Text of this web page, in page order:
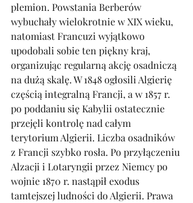
plemion. Powstania Berberów
wybuchały wielokrotnie w XIX wieku,
natomiast Francuzi wyjątkowo
upodobali sobie ten piękny kraj,
organizując regularną akcję osadniczą
na dużą skalę. W 1848 ogłosili Algierię
częścią integralną Francji, a w 1857 r.
po poddaniu się Kabylii ostatecznie
przejęli kontrolę nad całym
terytorium Algierii. Liczba osadników
z Francji szybko rosła. Po przyłączeniu
Alzacji i Lotaryngii przez Niemcy po
wojnie 1870 r. nastąpił exodus
tamtejszej ludności do Algierii. Prawa